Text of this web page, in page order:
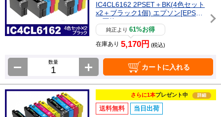
IC4CL6162 2PSET＋BK(4色セット
x2＋ブラック1個) エプソン[EPSO
N]互換インクカートリッジ
純正より61%お得
在庫あり 5,170円 (税込)
数量
カートに入れる
さらに1本プレゼント中 詳細
送料無料 当日出荷